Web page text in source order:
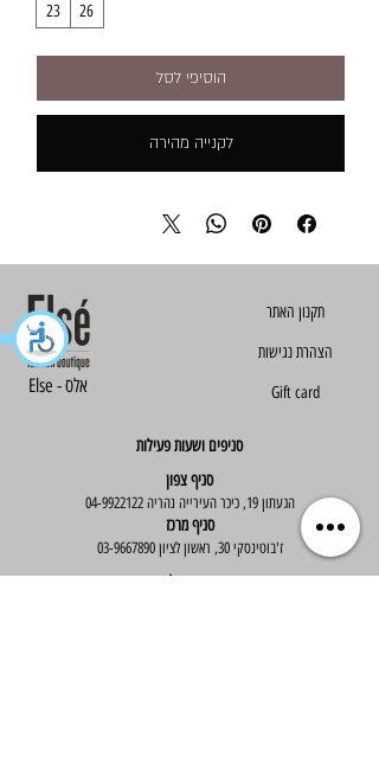
26
23
הוסיפי לסל
לקנייה מהירה
Else - אלס
תקנון האתר​​
הצהרת נגישות
Gift card
סניפים ושעות פעילות
סניף צפון
הגעתון 19, כיכר העירייה נהריה 04-9922122
סניף מרכז
ז'בוטינסקי 30, ראשון לציון 03-9667890
:שעות פעילות